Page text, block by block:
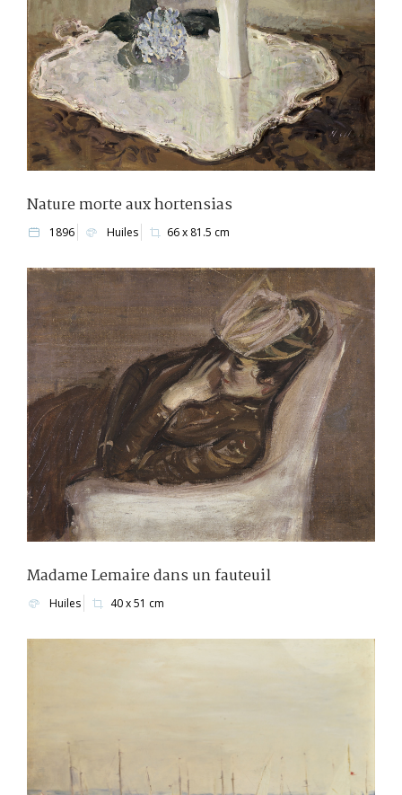
Nature morte aux hortensias
1896 Huiles 66 x 81.5 cm
Madame Lemaire dans un fauteuil
Huiles 40 x 51 cm